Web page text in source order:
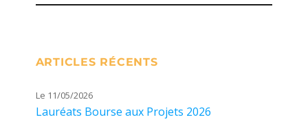
ARTICLES RÉCENTS
Le 11/05/2026
Lauréats Bourse aux Projets 2026